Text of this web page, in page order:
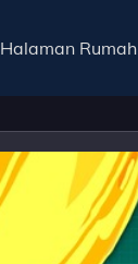
Halaman Rumah